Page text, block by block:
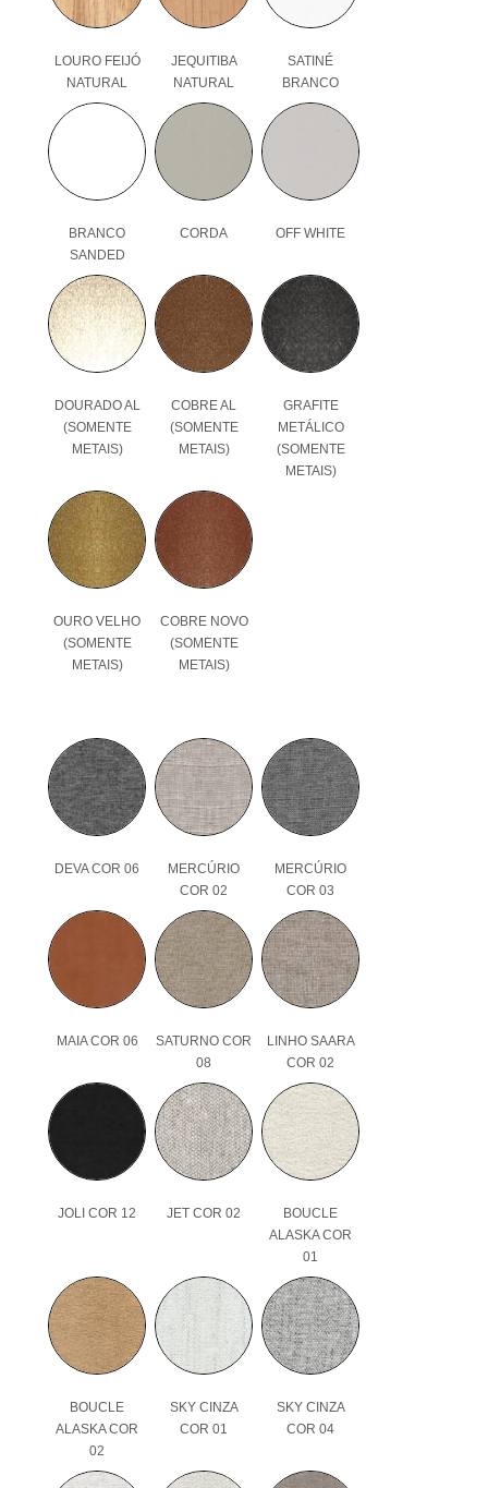
LOURO FEIJÓ
NATURAL
JEQUITIBA
NATURAL
SATINÉ
BRANCO
BRANCO
SANDED
CORDA OFF WHITE
DOURADO AL
(SOMENTE
METAIS)
COBRE AL
(SOMENTE
METAIS)
GRAFITE
METÁLICO
(SOMENTE
METAIS)
OURO VELHO
(SOMENTE
METAIS)
COBRE NOVO
(SOMENTE
METAIS)
DEVA COR 06
MERCÚRIO
COR 02
MERCÚRIO
COR 03
MAIA COR 06
SATURNO COR
08
LINHO SAARA
COR 02
JOLI COR 12 JET COR 02
BOUCLE
ALASKA COR
01
BOUCLE
ALASKA COR
02
SKY CINZA
COR 01
SKY CINZA
COR 04